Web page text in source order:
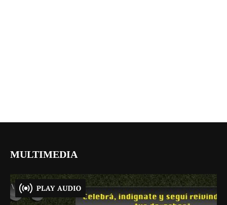
MULTIMEDIA